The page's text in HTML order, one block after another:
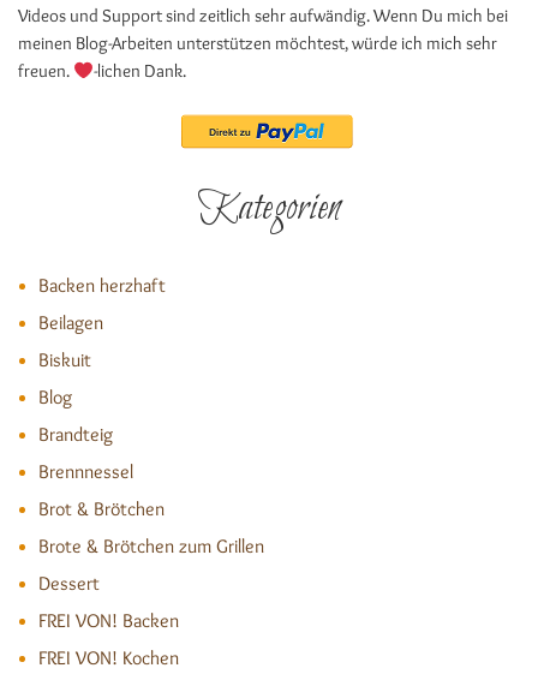
Videos und Support sind zeitlich sehr aufwändig. Wenn Du mich bei
meinen Blog-Arbeiten unterstützen möchtest, würde ich mich sehr
freuen.
-lichen Dank.
Kategorien
Backen herzhaft
Beilagen
Biskuit
Blog
Brandteig
Brennnessel
Brot & Brötchen
Brote & Brötchen zum Grillen
Dessert
FREI VON! Backen
FREI VON! Kochen